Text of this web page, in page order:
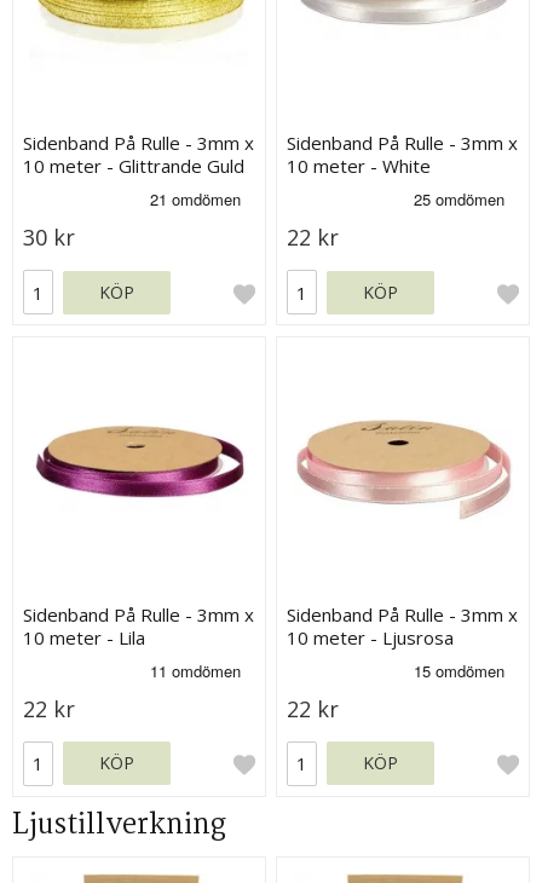
Sidenband På Rulle - 3mm x
10 meter - Glittrande Guld
30 kr
KÖP
Sidenband På Rulle - 3mm x
10 meter - White
22 kr
KÖP
Sidenband På Rulle - 3mm x
10 meter - Lila
22 kr
KÖP
Sidenband På Rulle - 3mm x
10 meter - Ljusrosa
22 kr
KÖP
Ljustillverkning